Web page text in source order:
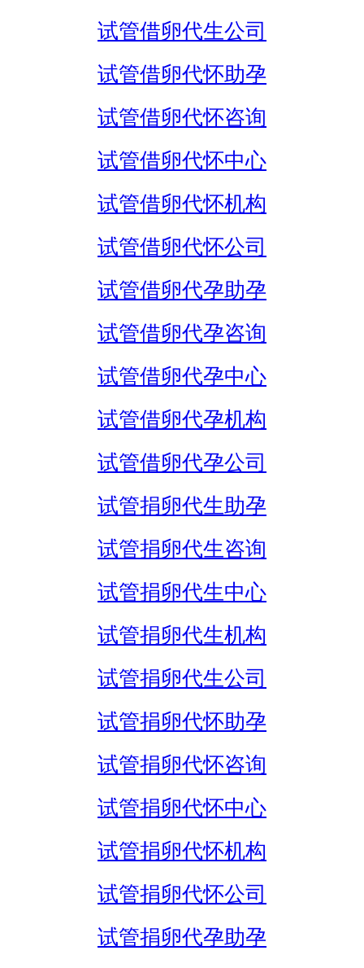
试管借卵代生公司
试管借卵代怀助孕
试管借卵代怀咨询
试管借卵代怀中心
试管借卵代怀机构
试管借卵代怀公司
试管借卵代孕助孕
试管借卵代孕咨询
试管借卵代孕中心
试管借卵代孕机构
试管借卵代孕公司
试管捐卵代生助孕
试管捐卵代生咨询
试管捐卵代生中心
试管捐卵代生机构
试管捐卵代生公司
试管捐卵代怀助孕
试管捐卵代怀咨询
试管捐卵代怀中心
试管捐卵代怀机构
试管捐卵代怀公司
试管捐卵代孕助孕